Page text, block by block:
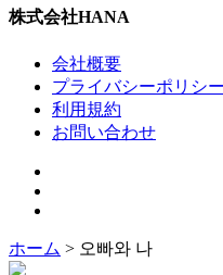
株式会社HANA
会社概要
プライバシーポリシー
利用規約
お問い合わせ
ホーム > 오빠와 나